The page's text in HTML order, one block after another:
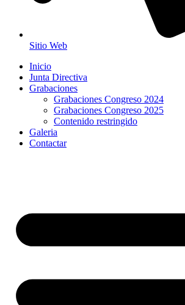
Sitio Web
Inicio
Junta Directiva
Grabaciones
Grabaciones Congreso 2024
Grabaciones Congreso 2025
Contenido restringido
Galeria
Contactar